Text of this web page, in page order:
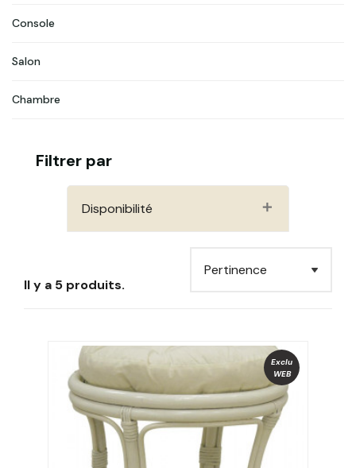
Console
Salon
Chambre
Filtrer par
Disponibilité
Il y a 5 produits.
Exclu
WEB